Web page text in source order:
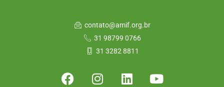
contato@amif.org.br
31 98799 0766
31 3282 8811